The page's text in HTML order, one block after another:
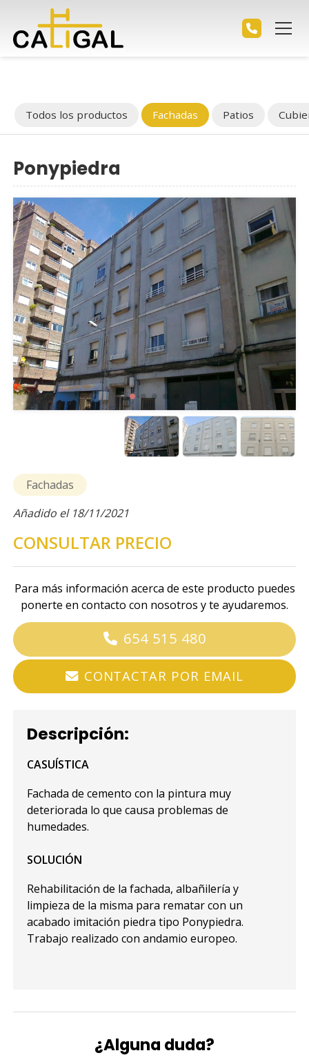
Todos los productos Fachadas Patios
Ponypiedra
Fachadas
Añadido el 18/11/2021
CONSULTAR PRECIO
Para más información acerca de este producto puedes
ponerte en contacto con nosotros y te ayudaremos.
654 515 480
CONTACTAR POR EMAIL
Descripción:
CASUÍSTICA
Fachada de cemento con la pintura muy
deteriorada lo que causa problemas de
humedades.
SOLUCIÓN
Rehabilitación de la fachada, albañilería y
limpieza de la misma para rematar con un
acabado imitación piedra tipo Ponypiedra.
Trabajo realizado con andamio europeo.
¿Alguna duda?